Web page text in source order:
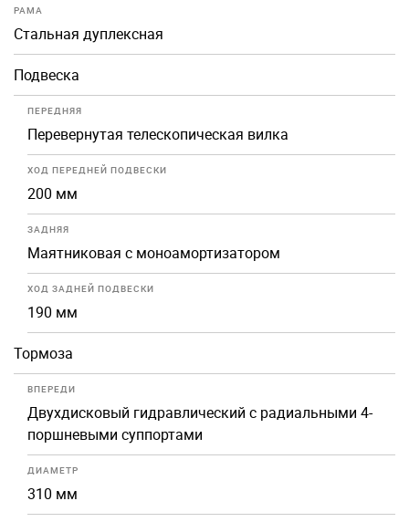
РАМА
Стальная дуплексная
Подвеска
ПЕРЕДНЯЯ
Перевернутая телескопическая вилка
ХОД ПЕРЕДНЕЙ ПОДВЕСКИ
200 мм
ЗАДНЯЯ
Маятниковая с моноамортизатором
ХОД ЗАДНЕЙ ПОДВЕСКИ
190 мм
Тормоза
ВПЕРЕДИ
Двухдисковый гидравлический с радиальными 4-
поршневыми суппортами
ДИАМЕТР
310 мм